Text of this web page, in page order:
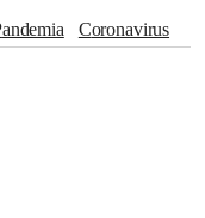
Pandemia
Coronavirus